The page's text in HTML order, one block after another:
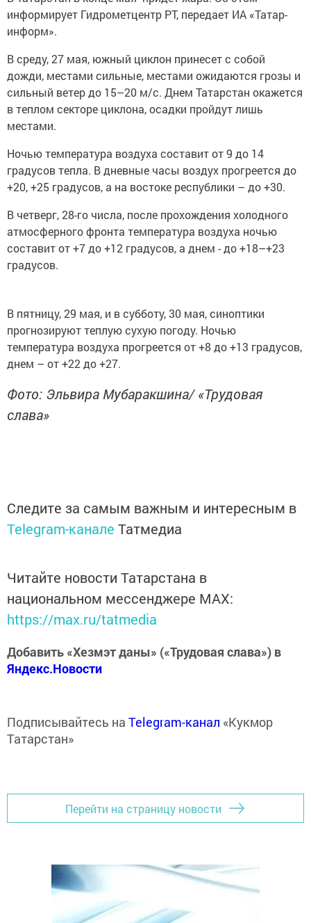
информирует Гидрометцентр РТ, передает ИА «Татар-
информ».
В среду, 27 мая, южный циклон принесет с собой
дожди, местами сильные, местами ожидаются грозы и
сильный ветер до 15–20 м/с. Днем Татарстан окажется
в теплом секторе циклона, осадки пройдут лишь
местами.
Ночью температура воздуха составит от 9 до 14
градусов тепла. В дневные часы воздух прогреется до
+20, +25 градусов, а на востоке республики – до +30.
В четверг, 28-го числа, после прохождения холодного
атмосферного фронта температура воздуха ночью
составит от +7 до +12 градусов, а днем - до +18–+23
градусов.
В пятницу, 29 мая, и в субботу, 30 мая, синоптики
прогнозируют теплую сухую погоду. Ночью
температура воздуха прогреется от +8 до +13 градусов,
днем – от +22 до +27.
Фото: Эльвира Мубаракшина/ «Трудовая
слава»
Следите за самым важным и интересным в
Telegram-канале Татмедиа
Читайте новости Татарстана в
национальном мессенджере MАХ:
https://max.ru/tatmedia
Добавить «Хезмэт даны» («Трудовая слава») в
Яндекс.Новости
Подписывайтесь на Telegram-канал «Кукмор
Татарстан»
Перейти на страницу новости